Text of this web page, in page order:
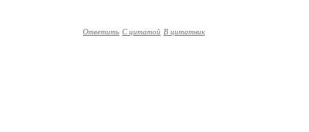
Ответить С цитатой В цитатник